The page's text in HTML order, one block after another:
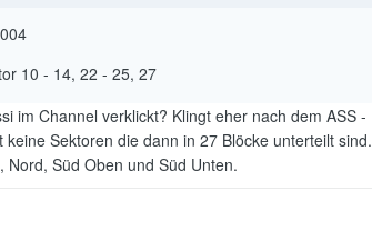
10 - 14, 22 - 25, 27
im Channel verklickt? Klingt eher nach dem ASS -
Sektoren die dann in 27 Blöcke unterteilt sind.
Nord, Süd Oben und Süd Unten.